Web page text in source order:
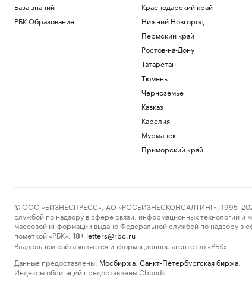
База знаний
РБК Образование
Краснодарский край
Нижний Новгород
Пермский край
Ростов-на-Дону
Татарстан
Тюмень
Черноземье
Кавказ
Карелия
Мурманск
Приморский край
© ООО «БИЗНЕСПРЕСС», АО «РОСБИЗНЕСКОНСАЛТИНГ», 1995–2026.
службой по надзору в сфере связи, информационных технологий
массовой информации выдано Федеральной службой по надзору
пометкой «РБК».
18+ letters@rbc.ru
Владельцем сайта является информационное агентство «РБК».
Данные предоставлены: Мосбиржа Санкт-Петербургская биржа
Индексы облигаций предоставлены Cbonds.